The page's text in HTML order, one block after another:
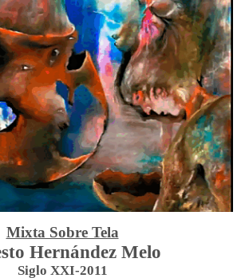
Mixta Sobre Tela
Hernández Melo
Siglo XXI-2011